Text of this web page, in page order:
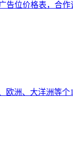
洲、大洋洲等